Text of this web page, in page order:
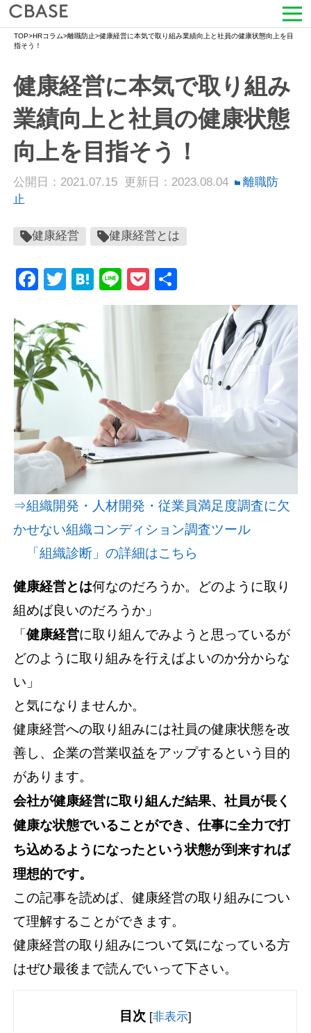
サービス
活用シーン
導入事例
セミナー情報
HRコラム
お知らせ
お見積もり依頼
TOP>HRコラム>離職防止>健康経営に本気で取り組み業績向上と社員の健康状態向上を目
指そう！
健康経営に本気で取り組み
業績向上と社員の健康状態
向上を目指そう！
公開日：2021.07.15 更新日：2023.08.04
離職防
止
健康経営 健康経営とは
Facebook
Twitter
Hatena
LinePocket
有
⇒組織開発・人材開発・従業員満足度調査に欠
かせない組織コンディション調査ツール
「組織診断」の詳細はこちら
健康経営とは何なのだろうか。どのように取り
組めば良いのだろうか」
「健康経営に取り組んでみようと思っているが
どのように取り組みを行えばよいのか分からな
い」
と気になりませんか。
健康経営への取り組みには社員の健康状態を改
善し、企業の営業収益をアップするという目的
があります。
会社が健康経営に取り組んだ結果、社員が長く
健康な状態でいることができ、仕事に全力で打
ち込めるようになったという状態が到来すれば
理想的です。
この記事を読めば、健康経営の取り組みについ
て理解することができます。
健康経営の取り組みについて気になっている方
はぜひ最後まで読んでいって下さい。
目次 [非表示]